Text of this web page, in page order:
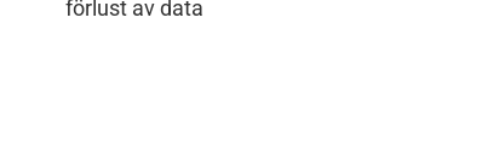
förlust av data